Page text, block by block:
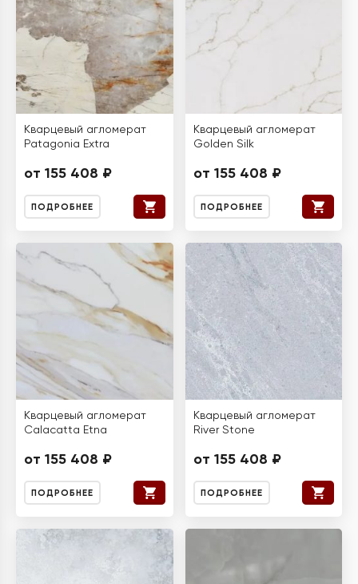
Кварцевый агломерат
Patagonia Extra
от 155 408 ₽
ПОДРОБНЕЕ
Кварцевый агломерат
Golden Silk
от 155 408 ₽
ПОДРОБНЕЕ
Кварцевый агломерат
Calacatta Etna
от 155 408 ₽
ПОДРОБНЕЕ
Кварцевый агломерат
River Stone
от 155 408 ₽
ПОДРОБНЕЕ